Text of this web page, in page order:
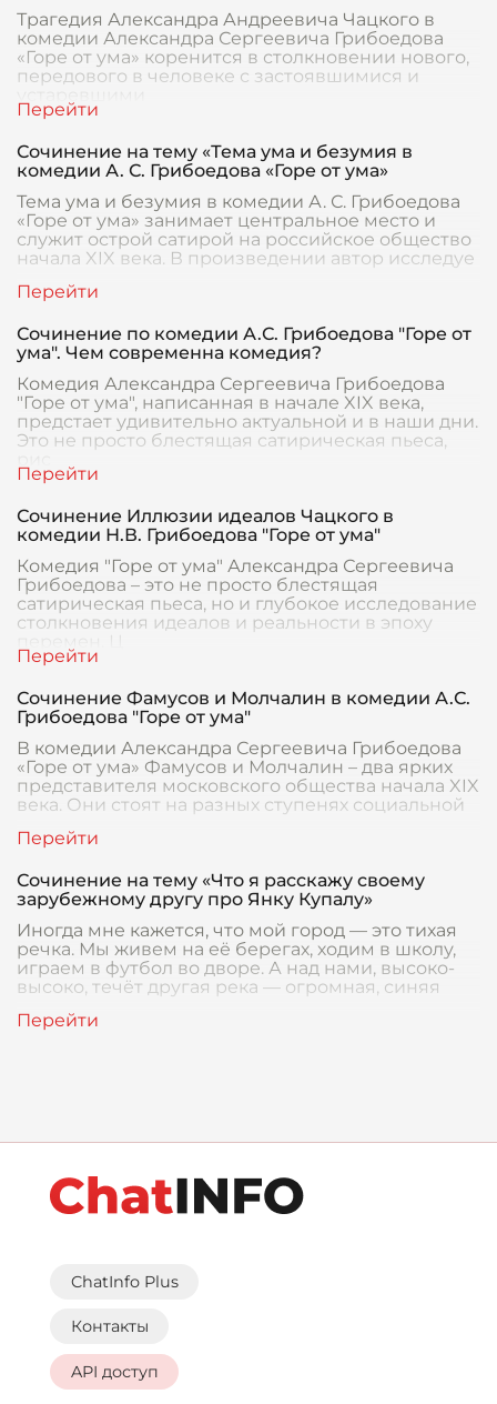
Трагедия Александра Андреевича Чацкого в
комедии Александра Сергеевича Грибоедова
«Горе от ума» коренится в столкновении нового,
передового в человеке с застоявшимися и
Сочинение на тему «Тема ума и безумия в
комедии А. С. Грибоедова «Горе от ума»
Тема ума и безумия в комедии А. С. Грибоедова
«Горе от ума» занимает центральное место и
служит острой сатирой на российское общество
начала XIX века. В произведении автор исследуе
Сочинение по комедии А.С. Грибоедова "Горе от
ума". Чем современна комедия?
Комедия Александра Сергеевича Грибоедова
"Горе от ума", написанная в начале XIX века,
предстает удивительно актуальной и в наши дни.
Это не просто блестящая сатирическая пьеса,
Сочинение Иллюзии идеалов Чацкого в
комедии Н.В. Грибоедова "Горе от ума"
Комедия "Горе от ума" Александра Сергеевича
Грибоедова – это не просто блестящая
сатирическая пьеса, но и глубокое исследование
столкновения идеалов и реальности в эпоху
перемен. Ц
Сочинение Фамусов и Молчалин в комедии А.С.
Грибоедова "Горе от ума"
В комедии Александра Сергеевича Грибоедова
«Горе от ума» Фамусов и Молчалин – два ярких
представителя московского общества начала XIX
века. Они стоят на разных ступенях социальной
Сочинение на тему «Что я расскажу своему
зарубежному другу про Янку Купалу»
Иногда мне кажется, что мой город — это тихая
речка. Мы живем на её берегах, ходим в школу,
играем в футбол во дворе. А над нами, высоко-
высоко, течёт другая река — огромная, синяя
ChatInfo Plus
Контакты
API доступ